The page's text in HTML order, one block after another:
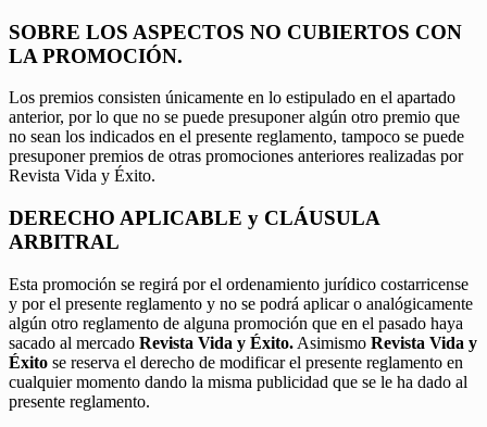
SOBRE LOS ASPECTOS NO CUBIERTOS CON
LA PROMOCIÓN.
Los premios consisten únicamente en lo estipulado en el apartado
anterior, por lo que no se puede presuponer algún otro premio que
no sean los indicados en el presente reglamento, tampoco se puede
presuponer premios de otras promociones anteriores realizadas por
Revista Vida y Éxito.
DERECHO APLICABLE y CLÁUSULA
ARBITRAL
Esta promoción se regirá por el ordenamiento jurídico costarricense
y por el presente reglamento y no se podrá aplicar o analógicamente
algún otro reglamento de alguna promoción que en el pasado haya
sacado al mercado Revista Vida y Éxito. Asimismo Revista Vida y
Éxito se reserva el derecho de modificar el presente reglamento en
cualquier momento dando la misma publicidad que se le ha dado al
presente reglamento.